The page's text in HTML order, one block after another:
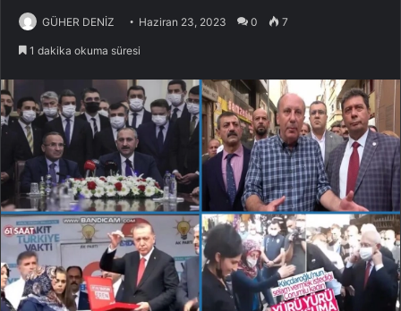
GÜHER DENİZ Haziran 23, 2023 0 7
1 dakika okuma süresi